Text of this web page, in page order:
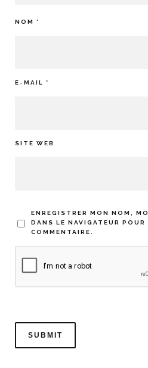
NOM *
E-MAIL *
SITE WEB
ENREGISTRER MON NOM,
DANS LE NAVIGATEUR POUR
COMMENTAIRE.